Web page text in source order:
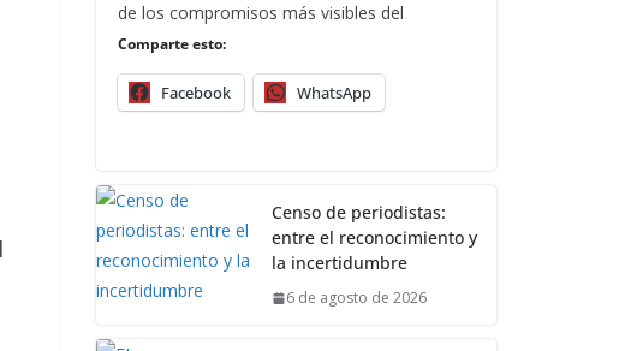
de los compromisos más visibles del
Comparte esto:
Facebook WhatsApp
Censo de periodistas:
entre el reconocimiento y
la incertidumbre
6 de agosto de 2026